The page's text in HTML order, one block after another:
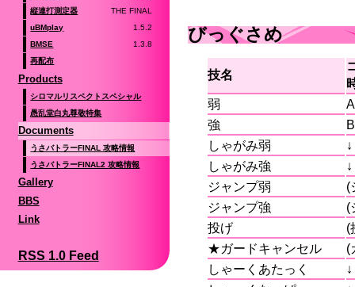
縦連打測定器
THE FINAL
uBMplay
1.5.2
BMSE
1.3.8
再配布
Products
シロマルリスペクトスペシャル
愚乱堂白丸尊敬特集
Documents
うさバトラーFINAL 攻略情報
うさバトラーFINAL2 攻略情報
Gallery
BBS
Link
RSS 1.0 Feed
びっぐさめ
技名
弱
A
強
B
しゃがみ弱
しゃがみ強
ジャンプ弱
(
ジャンプ強
(
投げ
(
★ガードキャンセル
(
しゃーくあたっく